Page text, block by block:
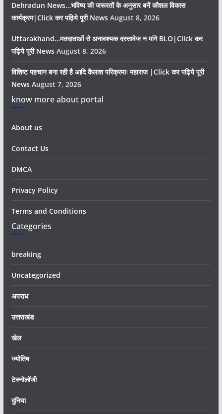
Dehradun News…भविष्य की जरूरतों के अनुसार बनें कौशल विकास
कार्यक्रम|Click कर पढ़िये पूरी News August 8, 2026
Uttarakhand…मतदाताओं से अनावश्यक दस्तावेज न मांगे BLO|Click कर
पढ़िये पूरी News August 8, 2026
विशिष्ट पहचान बना रही है आदि कैलाश परिक्रमाः महाराज |Click कर पढ़िये पूरी
News August 7, 2026
know more about portal
About us
Contact Us
DMCA
Privacy Policy
Terms and Conditions
Categories
breaking
Uncategorized
अपराध
उत्तराखंड
खेल
ज्योतिष
टेक्नोलॉजी
दुनिया